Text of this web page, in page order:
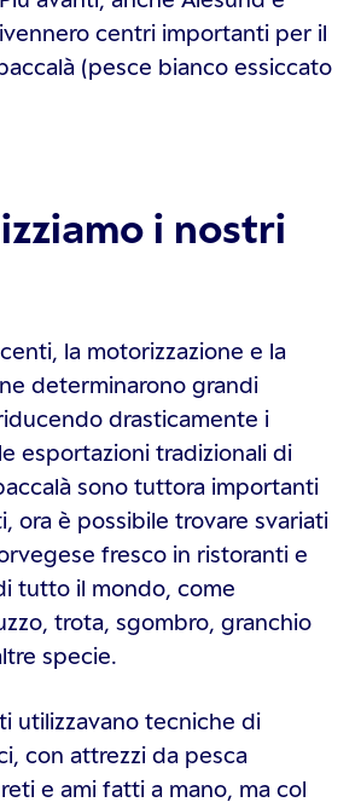
centri importanti per il
(pesce bianco essiccato
i nostri
la motorizzazione e la
determinarono grandi
drasticamente i
esportazioni tradizionali di
sono tuttora importanti
ora è possibile trovare svariati
fresco in ristoranti e
tutto il mondo, come
trota, sgombro, granchio
specie.
utilizzavano tecniche di
con attrezzi da pesca
e ami fatti a mano, ma col